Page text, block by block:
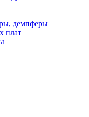
демпферы
плат